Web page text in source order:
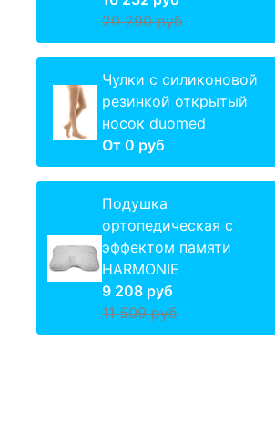
20 290 руб
Чулки с силиконовой
резинкой открытый
носок duomed
От 0 руб
Подушка
ортопедическая с
эффектом памяти
HARMONIE
9 208 руб
11 509 руб